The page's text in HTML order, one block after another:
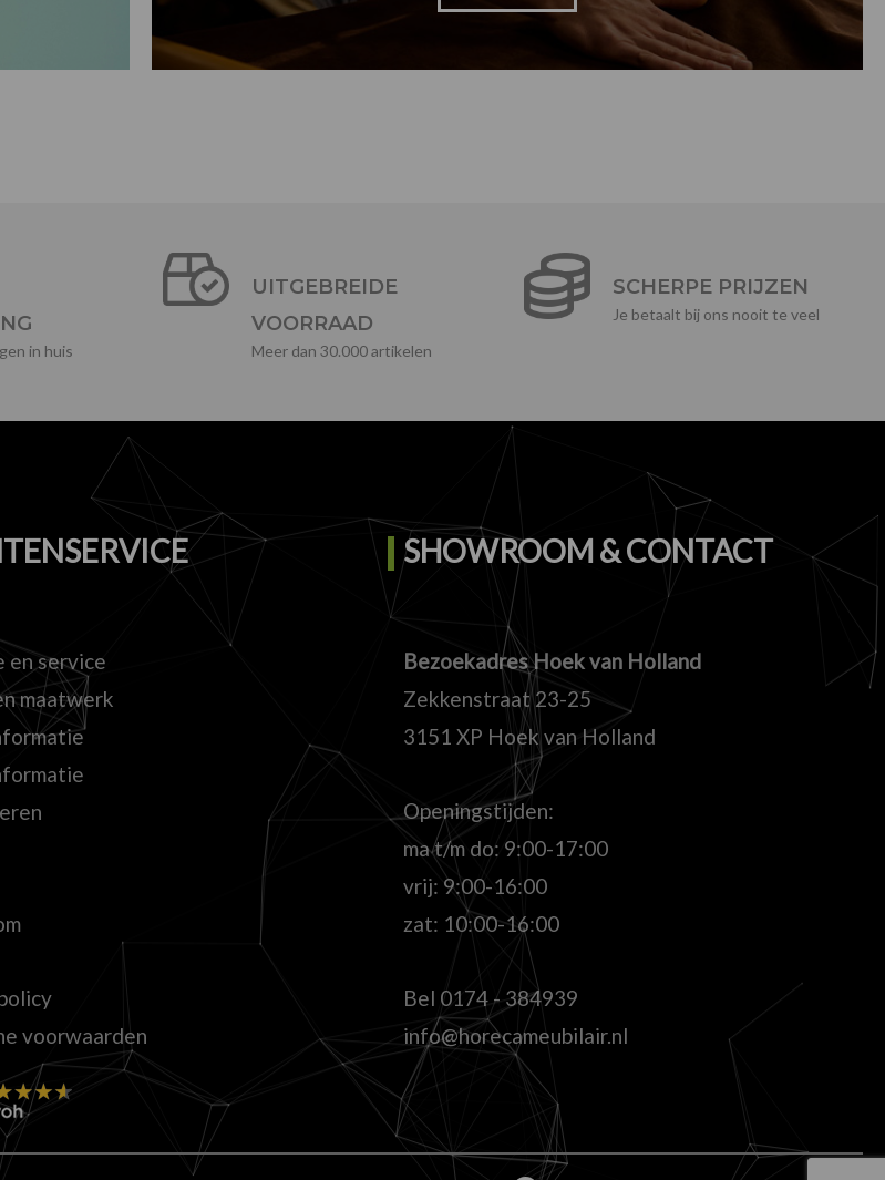
in huis
UITGEBREIDE
VOORRAAD
Meer dan 30.000 artikelen
SCHERPE PRIJZEN
Je betaalt bij ons nooit te veel
en service
maatwerk
voorwaarden
SHOWROOM & CONTACT
Bezoekadres Hoek van Holland
Zekkenstraat 23-25
3151 XP Hoek van Holland
Openingstijden:
ma t/m do: 9:00-17:00
vrij: 9:00-16:00
zat: 10:00-16:00
Bel 0174 - 384939
info@horecameubilair.nl